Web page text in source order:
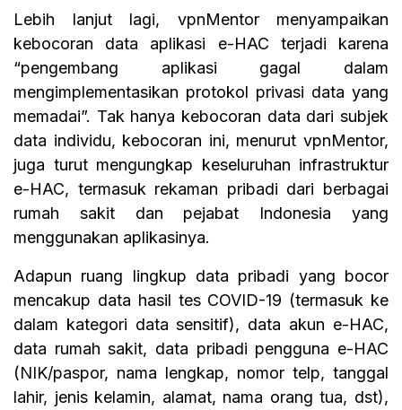
Lebih lanjut lagi, vpnMentor menyampaikan
kebocoran data aplikasi e-HAC terjadi karena
“pengembang aplikasi gagal dalam
mengimplementasikan protokol privasi data yang
memadai”. Tak hanya kebocoran data dari subjek
data individu, kebocoran ini, menurut vpnMentor,
juga turut mengungkap keseluruhan infrastruktur
e-HAC, termasuk rekaman pribadi dari berbagai
rumah sakit dan pejabat Indonesia yang
menggunakan aplikasinya.
Adapun ruang lingkup data pribadi yang bocor
mencakup data hasil tes COVID-19 (termasuk ke
dalam kategori data sensitif), data akun e-HAC,
data rumah sakit, data pribadi pengguna e-HAC
(NIK/paspor, nama lengkap, nomor telp, tanggal
lahir, jenis kelamin, alamat, nama orang tua, dst),